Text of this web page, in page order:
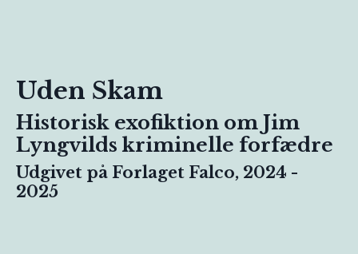
Uden Skam
Historisk exofiktion om Jim
Lyngvilds kriminelle forfædre
Udgivet på Forlaget Falco, 2024 -
2025